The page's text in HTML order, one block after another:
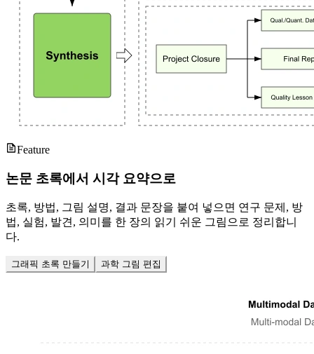
Feature
논문 초록에서 시각 요약으로
초록, 방법, 그림 설명, 결과 문장을 붙여 넣으면 연구 문제, 방
법, 실험, 발견, 의미를 한 장의 읽기 쉬운 그림으로 정리합니
다.
그래픽 초록 만들기 과학 그림 편집